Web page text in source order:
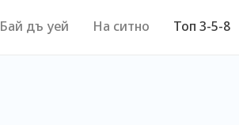
Бай дъ уей На ситно Топ 3-5-8